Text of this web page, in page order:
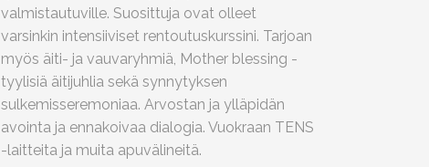
valmistautuville. Suosittuja ovat olleet
varsinkin intensiiviset rentoutuskurssini. Tarjoan
myös äiti- ja vauvaryhmiä, Mother blessing -
tyylisiä äitijuhlia sekä synnytyksen
sulkemisseremoniaa. Arvostan ja ylläpidän
avointa ja ennakoivaa dialogia. Vuokraan TENS
-laitteita ja muita apuvälineitä.